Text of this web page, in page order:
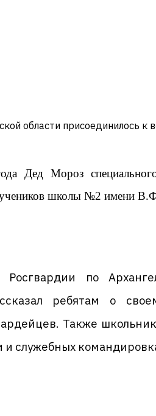
области присоединилось
Дед Мороз
школы №2 имени
Росгвардии по
ребятам о
Также
и служебных